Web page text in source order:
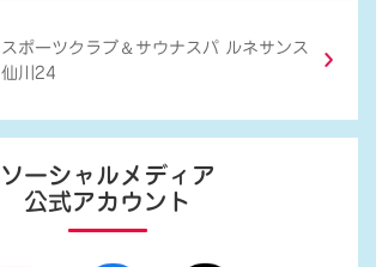
スポーツクラブ ＆ サウナスパ ルネサンス
仙川24
ソーシャルメディア
公式アカウント